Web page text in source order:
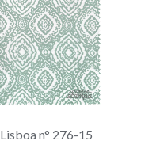
Lisboa n° 276-15